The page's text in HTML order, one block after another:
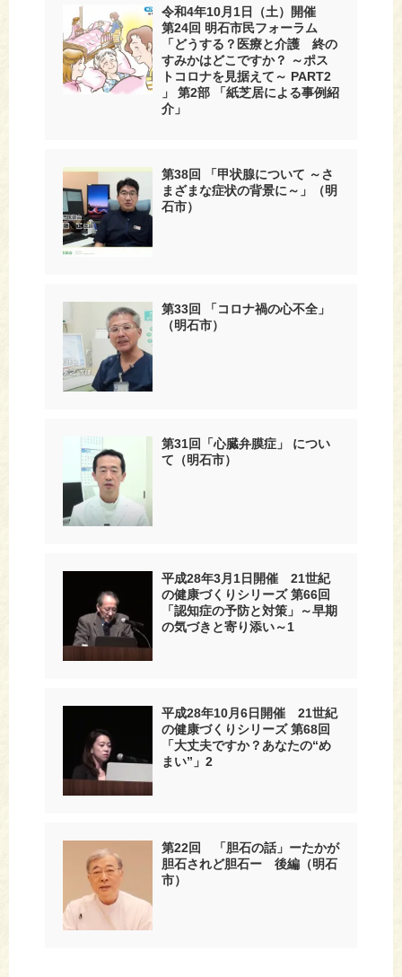
令和4年10月1日（土）開催
第24回 明石市民フォーラム
「どうする？医療と介護 終の
すみかはどこですか？ ～ポス
トコロナを見据えて～ PART2
」 第2部 「紙芝居による事例紹
介」
第38回 「甲状腺について ～さ
まざまな症状の背景に～」（明
石市）
第33回 「コロナ禍の心不全」
（明石市）
第31回「心臓弁膜症」 につい
て（明石市）
平成28年3月1日開催 21世紀
の健康づくりシリーズ 第66回
「認知症の予防と対策」～早期
の気づきと寄り添い～1
平成28年10月6日開催 21世紀
の健康づくりシリーズ 第68回
「大丈夫ですか？あなたの“め
まい”」2
第22回 「胆石の話」ーたかが
胆石されど胆石ー 後編（明石
市）